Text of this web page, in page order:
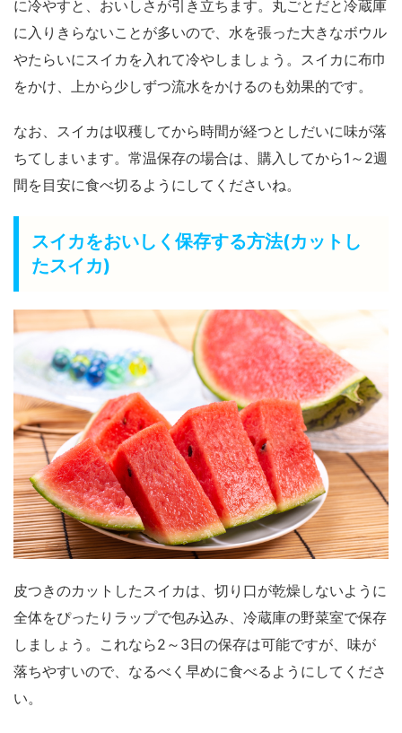
に冷やすと、おいしさが引き立ちます。丸ごとだと冷蔵庫
に入りきらないことが多いので、水を張った大きなボウル
やたらいにスイカを入れて冷やしましょう。スイカに布巾
をかけ、上から少しずつ流水をかけるのも効果的です。
なお、スイカは収穫してから時間が経つとしだいに味が落
ちてしまいます。常温保存の場合は、購入してから1～ 2週
間を目安に食べ切るようにしてくださいね。
スイカをおいしく保存する方法(カットし
たスイカ)
皮つきのカットしたスイカは、切り口が乾燥しないように
全体をぴったりラップで包み込み、冷蔵庫の野菜室で保存
しましょう。これなら2～3日の保存は可能ですが、味が
落ちやすいので、なるべく早めに食べるようにしてくださ
い。